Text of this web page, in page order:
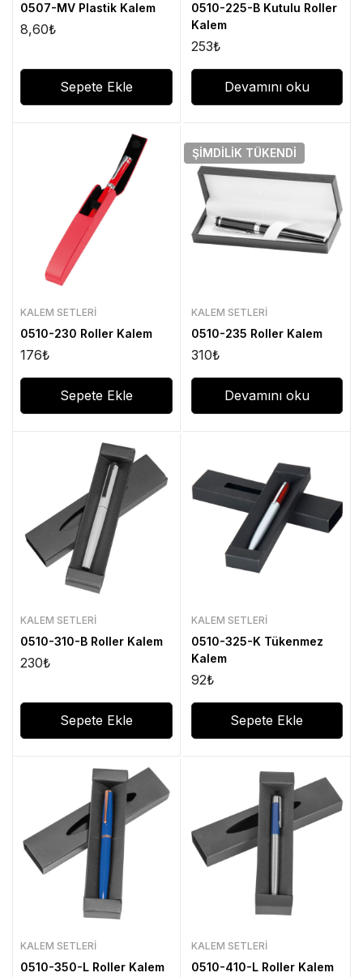
0507-MV Plastik Kalem
8,60₺
Sepete Ekle
0510-225-B Kutulu Roller
Kalem
253₺
Devamını oku
KALEM SETLERI
0510-230 Roller Kalem
176₺
Sepete Ekle
ŞIMDILIK TÜKENDI
KALEM SETLERI
0510-235 Roller Kalem
310₺
Devamını oku
KALEM SETLERI
0510-310-B Roller Kalem
230₺
Sepete Ekle
KALEM SETLERI
0510-325-K Tükenmez
Kalem
92₺
Sepete Ekle
KALEM SETLERI
0510-350-L Roller Kalem
KALEM SETLERI
0510-410-L Roller Kalem